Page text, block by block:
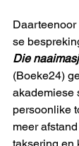
Daarteenoor
se
Die
(Boeke24)
akademiese
persoonlike
meer